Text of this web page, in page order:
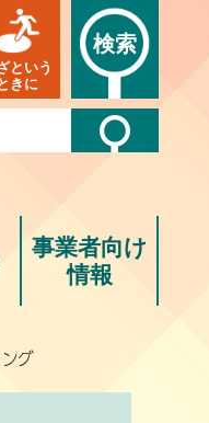
という
きに
検索
事業者向け
情報
グ